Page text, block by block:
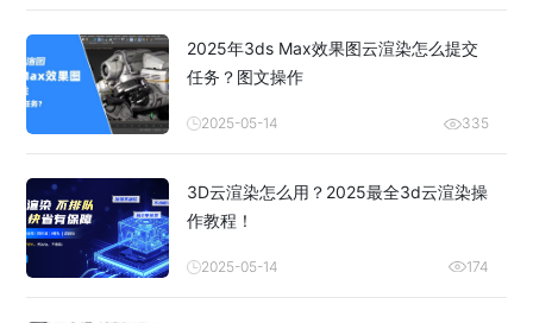
2025年3ds Max效果图云渲染怎么提交
任务？图文操作
2025-05-14 335
3D云渲染怎么用？2025最全3d云渲染操
作教程！
2025-05-14 174